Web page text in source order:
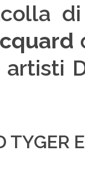
di
TYGER